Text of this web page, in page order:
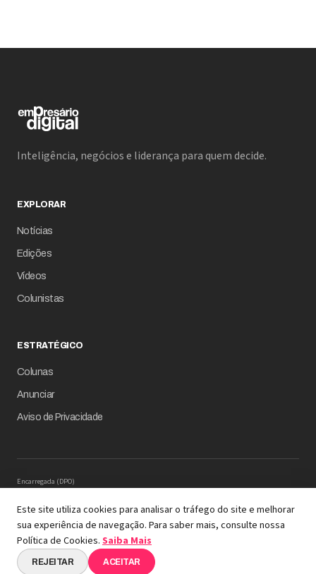
Inteligência, negócios e liderança para quem decide.
EXPLORAR
Notícias
Edições
Vídeos
Colunistas
ESTRATÉGICO
Colunas
Anunciar
Aviso de Privacidade
Encarregada (DPO)
Solicitação de Titular – Serinews
Preencher o formulário
© 2026 Revista Empresário Digital
A REVISTA COM INTELIGÊNCIA DE DADOS EM SUA
ESSÊNCIA
Este site utiliza cookies para analisar o tráfego do site e melhorar
sua experiência de navegação. Para saber mais, consulte nossa
Política de Cookies. Saiba Mais
REJEITAR ACEITAR